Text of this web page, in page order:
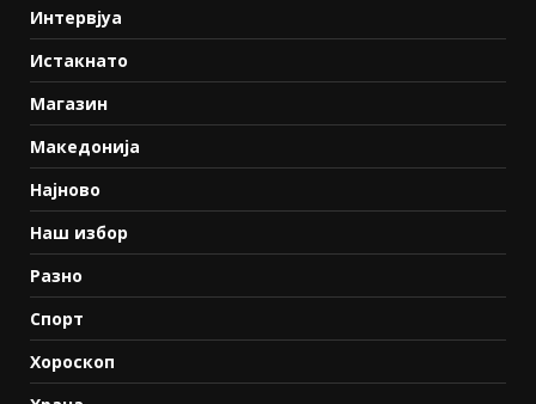
Интервјуа
Истакнато
Магазин
Македонија
Најново
Наш избор
Разно
Спорт
Хороскоп